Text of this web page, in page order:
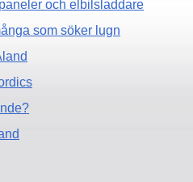
och elbilsladdare
som söker lugn